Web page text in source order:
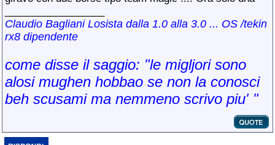
Claudio Bagliani Losista dalla 1.0 alla 3.0 ... OS /tekin
rx8 dipendente
come disse il saggio: "le migljori sono
alosi mughen hobbao se non la conosci
beh scusami ma nemmeno scrivo piu' "